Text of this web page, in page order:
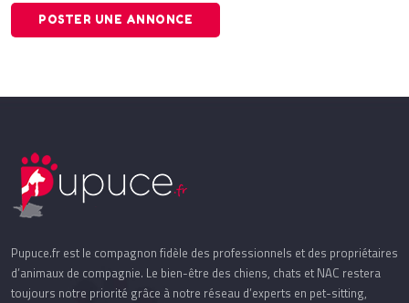
POSTER UNE ANNONCE
Pupuce.fr est le compagnon fidèle des professionnels et des propriétaires
d’animaux de compagnie. Le bien-être des chiens, chats et NAC restera
toujours notre priorité grâce à notre réseau d’experts en pet-sitting,